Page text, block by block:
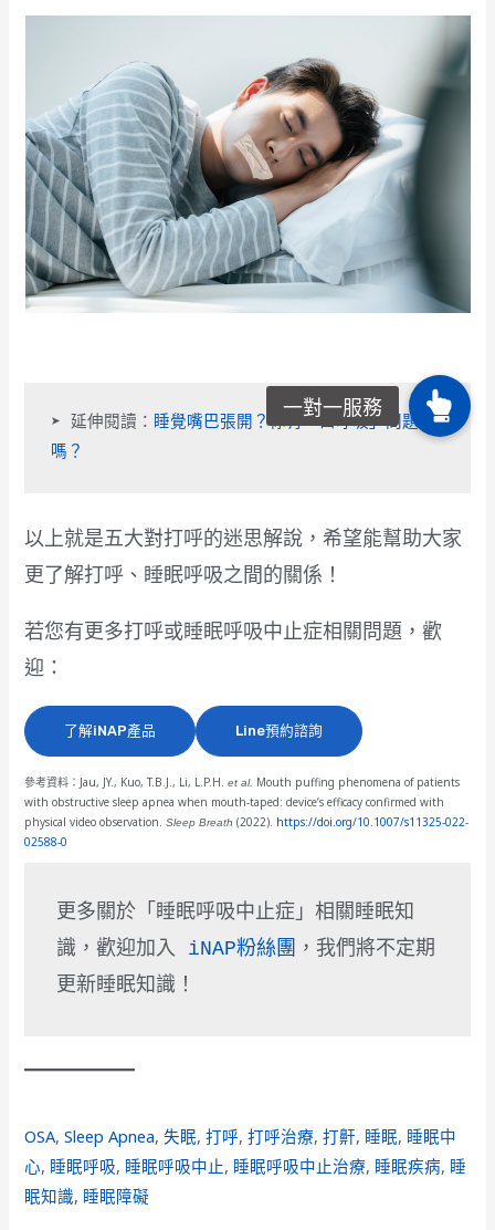
➤ 延伸閱讀： 睡覺嘴巴張開？你有「口呼吸」問題
嗎？
以上就是五大對打呼的迷思解說，希望能幫助大家
更了解打呼、睡眠呼吸之間的關係！
若您有更多打呼或睡眠呼吸中止症相關問題，歡
迎：
了解iNAP產品 Line預約諮詢
參考資料：Jau, JY., Kuo, T.B.J., Li, L.P.H.et al. Mouth puffing phenomena of patients
with obstructive sleep apnea when mouth-taped: device’s efficacy confirmed with
physical video observation.Sleep Breath (2022). https://doi.org/10.1007/s11325-022-
02588-0
更多關於「睡眠呼吸中止症」相關睡眠知
識，歡迎加入 iNAP粉絲團 ，我們將不定期
更新睡眠知識！
OSA, Sleep Apnea, 失眠, 打呼, 打呼治療, 打鼾, 睡眠, 睡眠中
心, 睡眠呼吸, 睡眠呼吸中止, 睡眠呼吸中止治療, 睡眠疾病, 睡
眠知識, 睡眠障礙